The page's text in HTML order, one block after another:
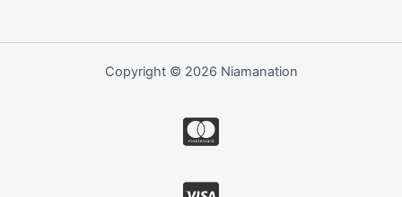
Copyright © 2026 Niamanation